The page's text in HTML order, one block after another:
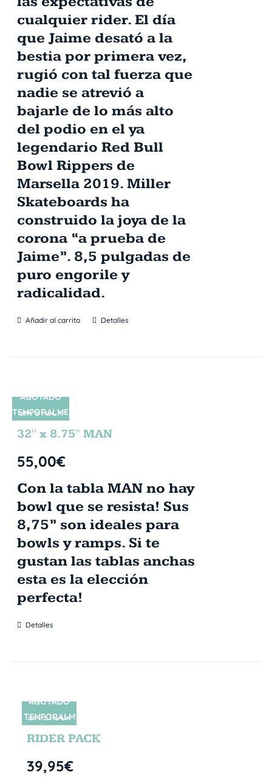
cualquier rider. El día
que Jaime desató a la
bestia por primera vez,
rugió con tal fuerza que
nadie se atrevió a
bajarle de lo más alto
del podio en el ya
legendario Red Bull
Bowl Rippers de
Marsella 2019. Miller
Skateboards ha
construido la joya de la
corona “a prueba de
Jaime”. 8,5 pulgadas de
puro engorile y
radicalidad.
Añadir al carrito Detalles
SIN STOCK
AGOTADO
TEMPORALME
NTE
32″ x 8.75″ MAN
55,00€
Con la tabla MAN no hay
bowl que se resista! Sus
8,75” son ideales para
bowls y ramps. Si te
gustan las tablas anchas
esta es la elección
perfecta!
Detalles
SIN STOCK
AGOTADO
TEMPORALM
ENTE
RIDER PACK
39,95€